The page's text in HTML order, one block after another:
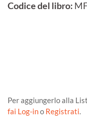
Codice del libro:
Per aggiungerlo alla
fai Log-ino Registrati.